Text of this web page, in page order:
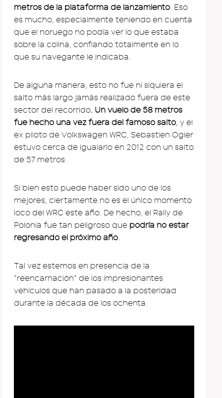
metros de la plataforma de lanzamiento. Eso
es mucho, especialmente teniendo en cuenta
que el noruego no podía ver lo que estaba
sobre la colina, confiando totalmente en lo
que su navegante le indicaba.
De alguna manera, esto no fue ni siquiera el
salto más largo jamás realizado fuera de este
sector del recorrido. Un vuelo de 58 metros
fue hecho una vez fuera del famoso salto, y el
ex piloto de Volkswagen WRC, Sebastien Ogier
estuvo cerca de igualarlo en 2012 con un salto
de 57 metros.
Si bien esto puede haber sido uno de los
mejores, ciertamente no es el único momento
loco del WRC este año. De hecho, el Rally de
Polonia fue tan peligroso que podría no estar
regresando el próximo año.
Tal vez estemos en presencia de la
“reencarnación” de los impresionantes
vehículos que han pasado a la posteridad
durante la década de los ochenta.